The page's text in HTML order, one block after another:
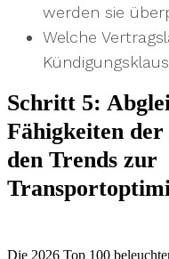
werden sie
Welche
Schritt 5:
Fähigkeiten
den Trends zur
Die 2026 Top 100